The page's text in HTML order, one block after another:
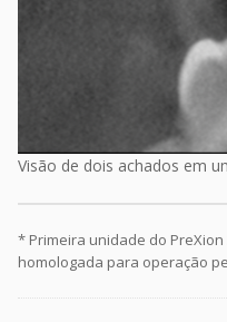
Visão de dois achados em
* Primeira unidade do
homologada para operação